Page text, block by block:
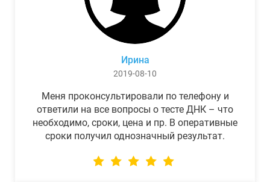
Ирина
2019-08-10
Меня проконсультировали по телефону и
ответили на все вопросы о тесте ДНК – что
необходимо, сроки, цена и пр. В оперативные
сроки получил однозначный результат.